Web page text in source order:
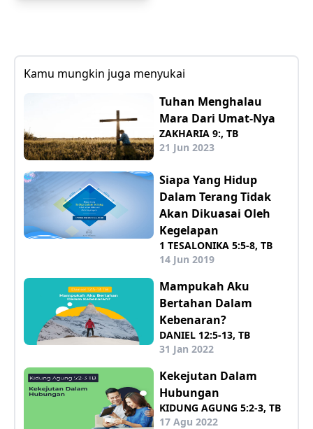
Kamu mungkin juga menyukai
Tuhan Menghalau
Mara Dari Umat-Nya
ZAKHARIA 9:, TB
21 Jun 2023
Siapa Yang Hidup
Dalam Terang Tidak
Akan Dikuasai Oleh
Kegelapan
1 TESALONIKA 5:5-8, TB
14 Jun 2019
Mampukah Aku
Bertahan Dalam
Kebenaran?
DANIEL 12:5-13, TB
31 Jan 2022
Kekejutan Dalam
Hubungan
KIDUNG AGUNG 5:2-3, TB
17 Agu 2022